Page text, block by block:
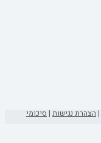
| הצהרת נגישות | סיכומי